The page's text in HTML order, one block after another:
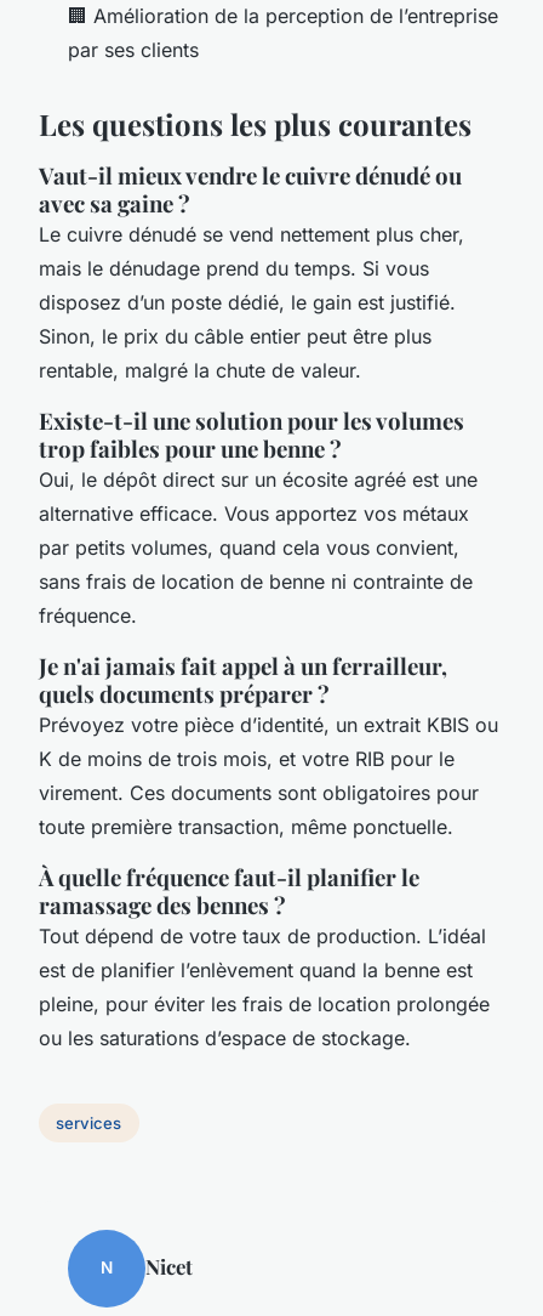
🏢 Amélioration de la perception de l’entreprise
par ses clients
Les questions les plus courantes
Vaut-il mieux vendre le cuivre dénudé ou
avec sa gaine ?
Le cuivre dénudé se vend nettement plus cher,
mais le dénudage prend du temps. Si vous
disposez d’un poste dédié, le gain est justifié.
Sinon, le prix du câble entier peut être plus
rentable, malgré la chute de valeur.
Existe-t-il une solution pour les volumes
trop faibles pour une benne ?
Oui, le dépôt direct sur un écosite agréé est une
alternative efficace. Vous apportez vos métaux
par petits volumes, quand cela vous convient,
sans frais de location de benne ni contrainte de
fréquence.
Je n'ai jamais fait appel à un ferrailleur,
quels documents préparer ?
Prévoyez votre pièce d’identité, un extrait KBIS ou
K de moins de trois mois, et votre RIB pour le
virement. Ces documents sont obligatoires pour
toute première transaction, même ponctuelle.
À quelle fréquence faut-il planifier le
ramassage des bennes ?
Tout dépend de votre taux de production. L’idéal
est de planifier l’enlèvement quand la benne est
pleine, pour éviter les frais de location prolongée
ou les saturations d’espace de stockage.
services
N Nicet